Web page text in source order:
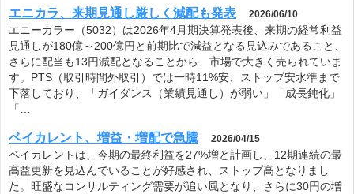
エニカラ、来期見通し厳しく減配も発表 2026/06/10
エニーカラー（5032）は2026年4月期決算発表後、来期の経常利益
見通しが180億～200億円と前期比で減益となる見込みであること、
さらに配当も13円減配となることから、市場で大きく売られていま
す。PTS（取引時間外取引）では一時11%安、ストップ安水準まで
下落しており、「ガイダンス（業績見通し）が弱い」「成長鈍化」
「…
ベイカレント、増益・増配で急騰 2026/04/15
ベイカレントは、今期の最終利益を27%増と計画し、12期連続の最
高益更新を見込んでいることが好感され、ストップ高となりまし
た。旺盛なコンサルティング需要が追い風となり、さらに30円の増